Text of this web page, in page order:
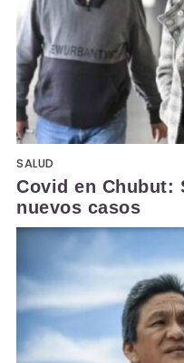
SALUD
Covid en Chubut:
nuevos casos